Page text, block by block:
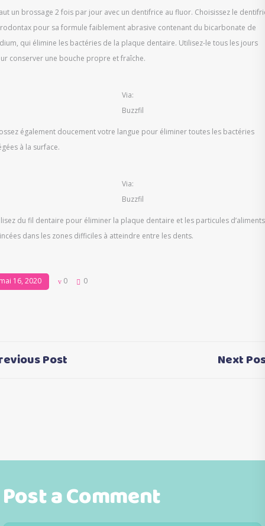
un brossage 2 fois par jour avec un dentifrice au fluor. Choisissez le
pour sa formule faiblement abrasive contenant du bicarbonate de
qui élimine les bactéries de la plaque dentaire. Utilisez-le tous les jours
conserver une bouche propre et fraîche.
Via:
Buzzfil
également doucement votre langue pour éliminer toutes les bactéries
à la surface.
Via:
Buzzfil
du fil dentaire pour éliminer la plaque dentaire et les particules d’aliments
dans les zones difficiles à atteindre entre les dents.
16, 2020 0 0
Post Next
Post a Comment